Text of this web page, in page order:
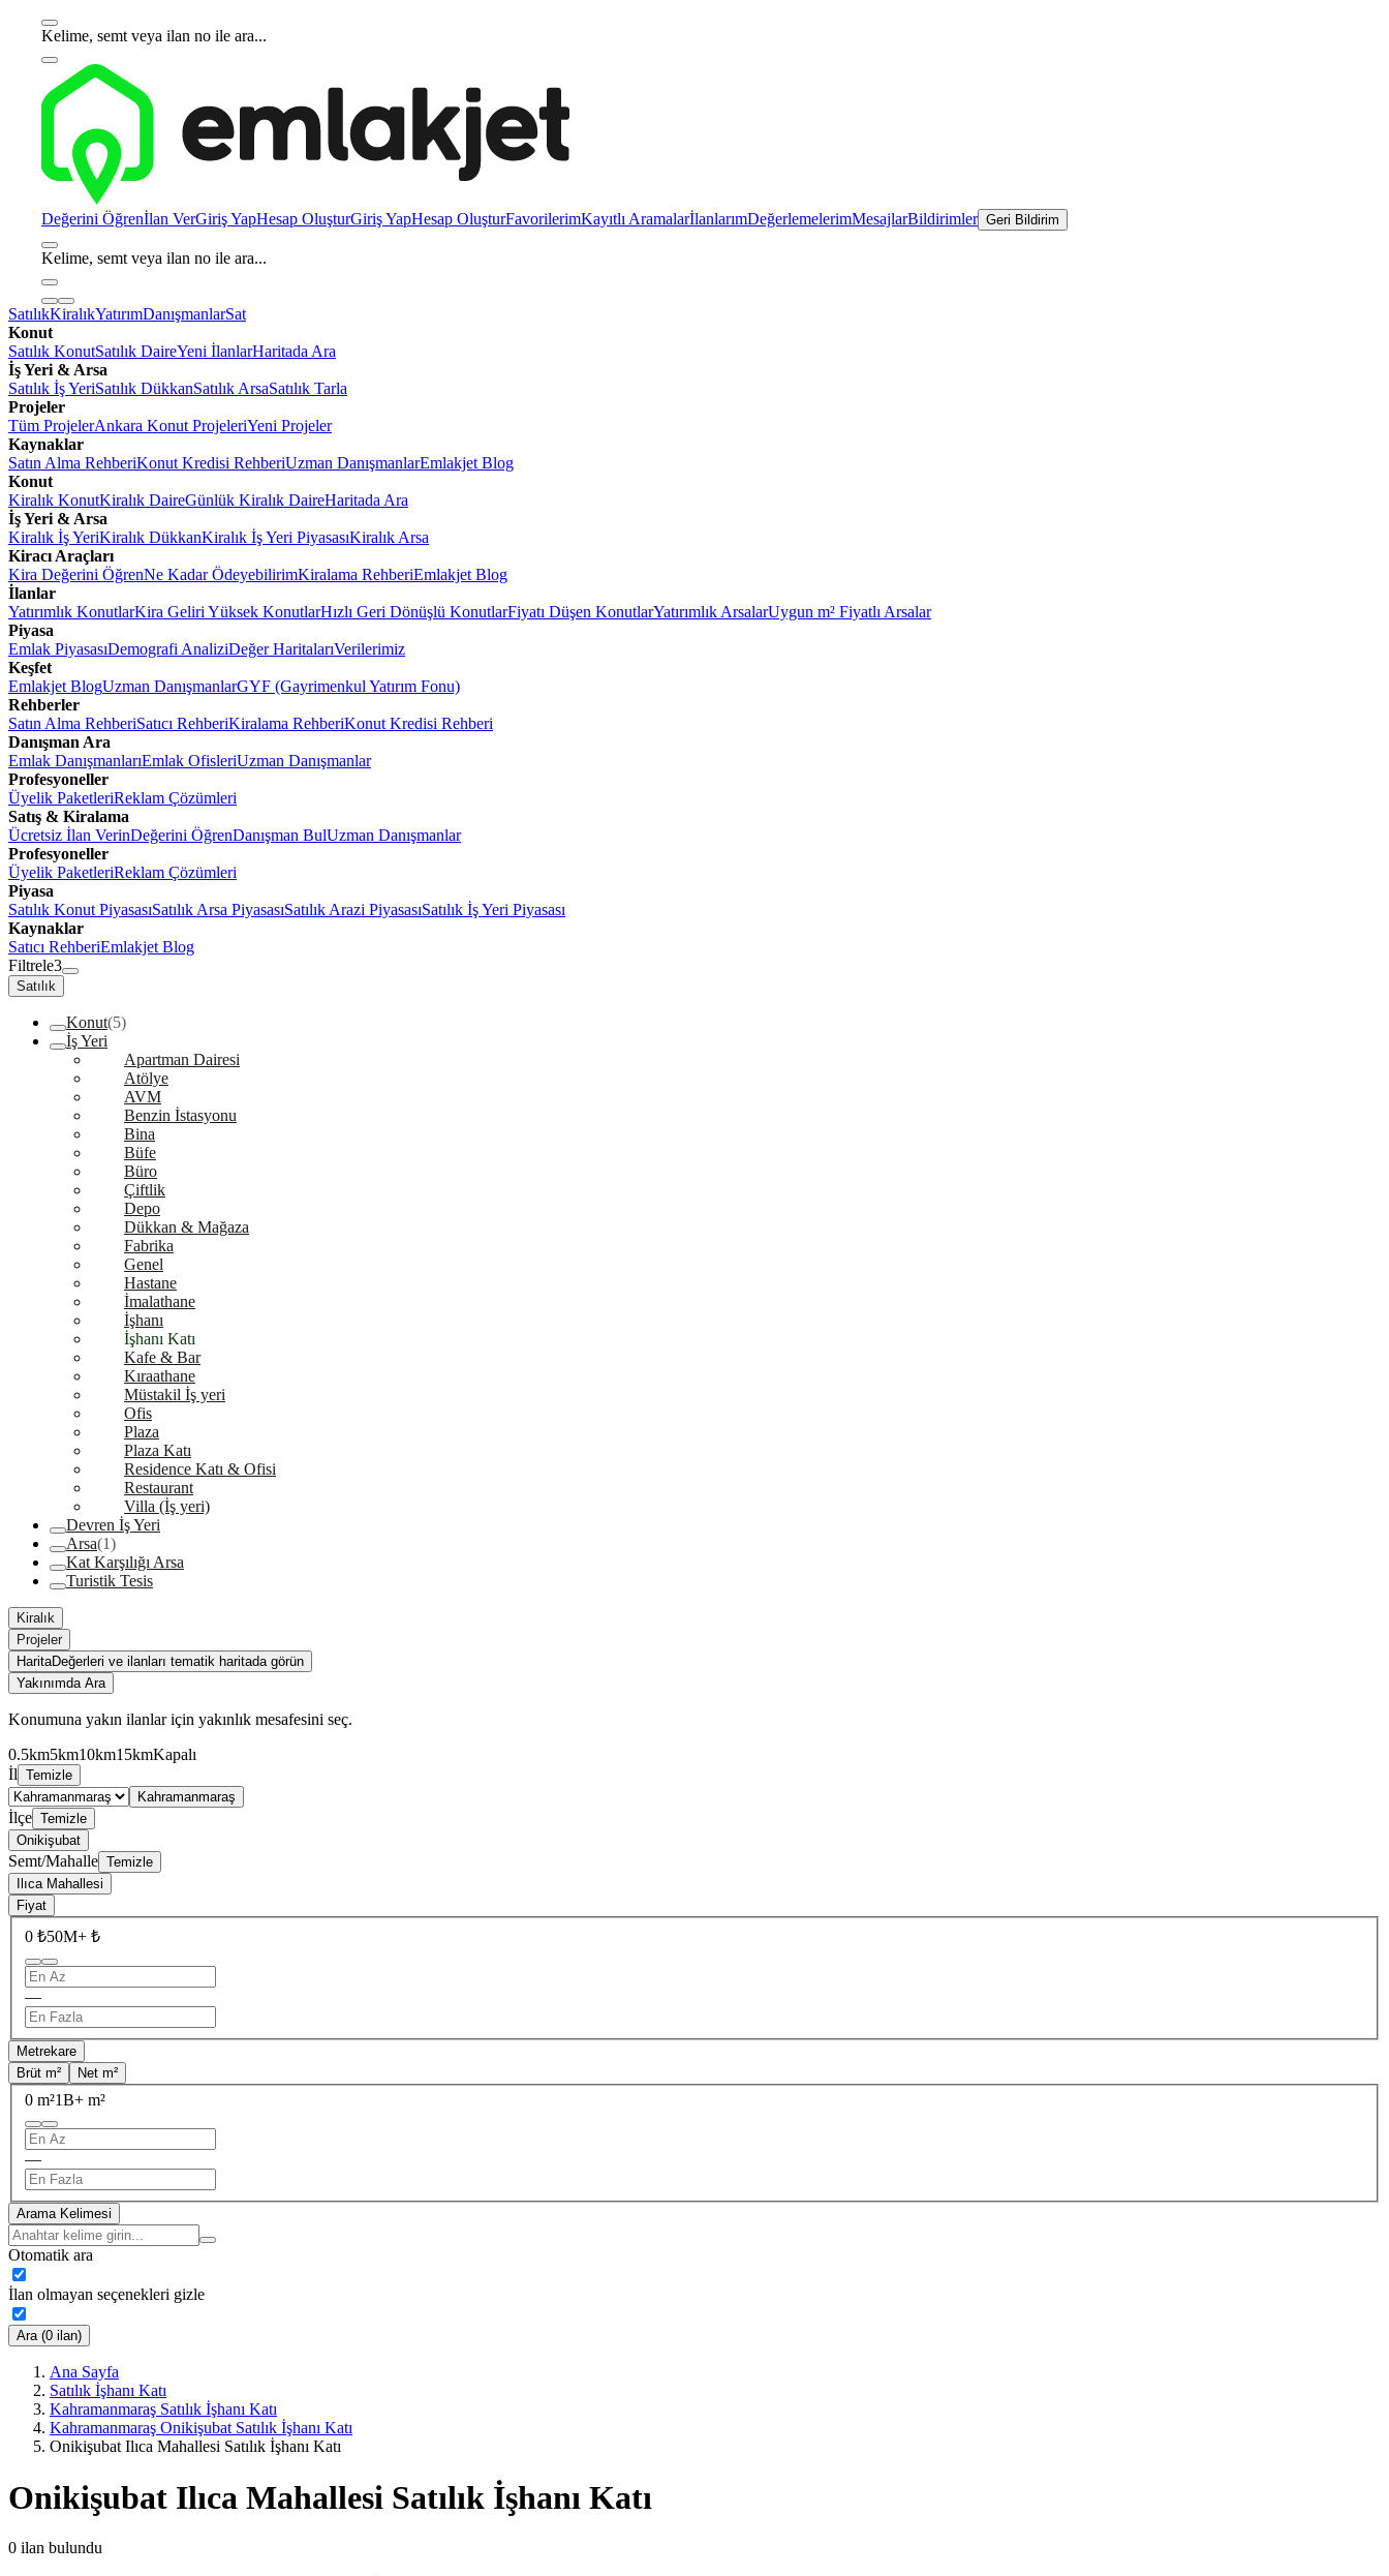
Kelime, semt veya ilan no ile ara...
Değerini Öğrenİlan VerGiriş YapHesap OluşturGiriş YapHesap OluşturFavorilerimKayıtlı AramalarİlanlarımDeğerlemelerimMesajlarBildirimler Geri Bildirim
Kelime, semt veya ilan no ile ara...
SatılıkKiralıkYatırımDanışmanlarSat
Konut
Satılık KonutSatılık DaireYeni İlanlarHaritada Ara
İş Yeri & Arsa
Satılık İş YeriSatılık DükkanSatılık ArsaSatılık Tarla
Projeler
Tüm ProjelerAnkara Konut ProjeleriYeni Projeler
Kaynaklar
Satın Alma RehberiKonut Kredisi RehberiUzman DanışmanlarEmlakjet Blog
Konut
Kiralık KonutKiralık DaireGünlük Kiralık DaireHaritada Ara
İş Yeri & Arsa
Kiralık İş YeriKiralık DükkanKiralık İş Yeri PiyasasıKiralık Arsa
Kiracı Araçları
Kira Değerini ÖğrenNe Kadar ÖdeyebilirimKiralama RehberiEmlakjet Blog
İlanlar
Yatırımlık KonutlarKira Geliri Yüksek KonutlarHızlı Geri Dönüşlü KonutlarFiyatı Düşen KonutlarYatırımlık ArsalarUygun m² Fiyatlı Arsalar
Piyasa
Emlak PiyasasıDemografi AnaliziDeğer HaritalarıVerilerimiz
Keşfet
Emlakjet BlogUzman DanışmanlarGYF (Gayrimenkul Yatırım Fonu)
Rehberler
Satın Alma RehberiSatıcı RehberiKiralama RehberiKonut Kredisi Rehberi
Danışman Ara
Emlak DanışmanlarıEmlak OfisleriUzman Danışmanlar
Profesyoneller
Üyelik PaketleriReklam Çözümleri
Satış & Kiralama
Ücretsiz İlan VerinDeğerini ÖğrenDanışman BulUzman Danışmanlar
Profesyoneller
Üyelik PaketleriReklam Çözümleri
Piyasa
Satılık Konut PiyasasıSatılık Arsa PiyasasıSatılık Arazi PiyasasıSatılık İş Yeri Piyasası
Kaynaklar
Satıcı RehberiEmlakjet Blog
Filtrele3
Satılık
Konut(5)
İş Yeri
Apartman Dairesi
Atölye
AVM
Benzin İstasyonu
Bina
Büfe
Büro
Çiftlik
Depo
Dükkan & Mağaza
Fabrika
Genel
Hastane
İmalathane
İşhanı
İşhanı Katı
Kafe & Bar
Kıraathane
Müstakil İş yeri
Ofis
Plaza
Plaza Katı
Residence Katı & Ofisi
Restaurant
Villa (İş yeri)
Devren İş Yeri
Arsa(1)
Kat Karşılığı Arsa
Turistik Tesis
Kiralık
Projeler
HaritaDeğerleri ve ilanları tematik haritada görün
Yakınımda Ara
Konumuna yakın ilanlar için yakınlık mesafesini seç.
0.5km5km10km15kmKapalı
İl Temizle
Kahramanmaraş
İlçe Temizle
Onikişubat
Semt/Mahalle Temizle
Ilıca Mahallesi
Fiyat
0 ₺50M+ ₺
—
Metrekare
Brüt m²
Net m²
0 m²1B+ m²
—
Arama Kelimesi
Otomatik ara
İlan olmayan seçenekleri gizle
Ara (0 ilan)
Ana Sayfa
Satılık İşhanı Katı
Kahramanmaraş Satılık İşhanı Katı
Kahramanmaraş Onikişubat Satılık İşhanı Katı
Onikişubat Ilıca Mahallesi Satılık İşhanı Katı
Onikişubat Ilıca Mahallesi Satılık İşhanı Katı
0 ilan bulundu